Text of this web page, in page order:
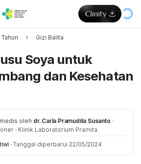
Gizi Balita
Soya untuk
dan Kesehatan
oleh dr. Carla Pramudita Susanto ·
· Klinik Laboratorium Pramita
· Tanggal diperbarui 22/05/2024